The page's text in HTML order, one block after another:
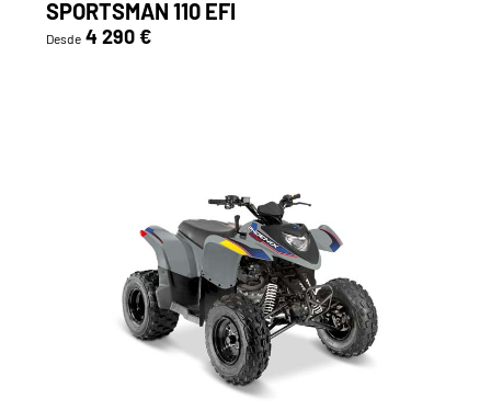
SPORTSMAN 110 EFI
Desde 4 290 €